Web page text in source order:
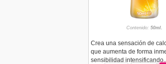
Contenido: 50ml.
Crea una sensación de
que aumenta de forma
sensibilidad